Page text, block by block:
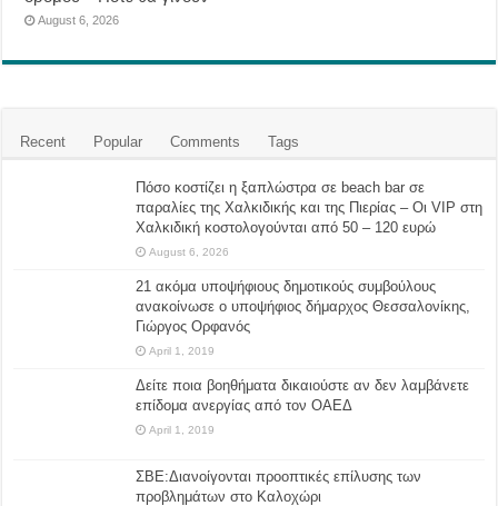
August 6, 2026
Recent Popular Comments Tags
Πόσο κοστίζει η ξαπλώστρα σε beach bar σε
παραλίες της Χαλκιδικής και της Πιερίας – Οι VIP στη
Χαλκιδική κοστολογούνται από 50 – 120 ευρώ
August 6, 2026
21 ακόμα υποψήφιους δημοτικούς συμβούλους
ανακοίνωσε ο υποψήφιος δήμαρχος Θεσσαλονίκης,
Γιώργος Ορφανός
April 1, 2019
Δείτε ποια βοηθήματα δικαιούστε αν δεν λαμβάνετε
επίδομα ανεργίας από τον ΟΑΕΔ
April 1, 2019
ΣΒΕ:Διανοίγονται προοπτικές επίλυσης των
προβλημάτων στο Καλοχώρι